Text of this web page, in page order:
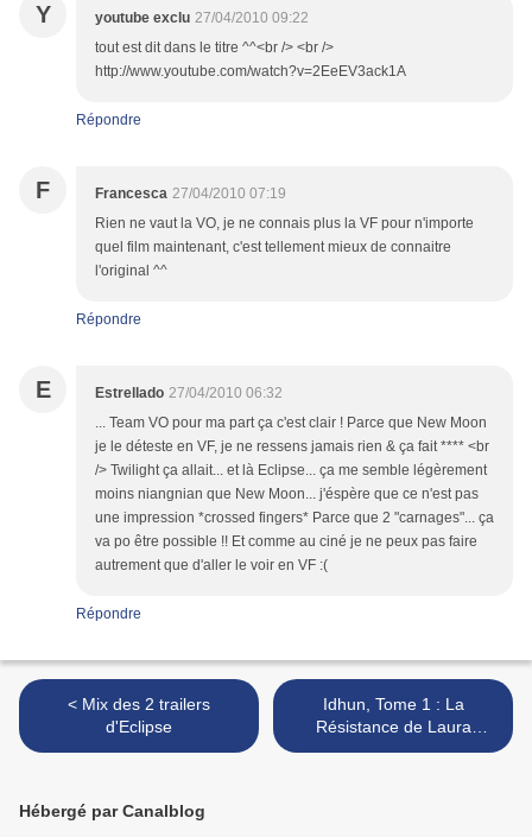
Y youtube exclu 27/04/2010 09:22
tout est dit dans le titre ^^<br /> <br />
http://www.youtube.com/watch?v=2EeEV3ack1A
Répondre
F Francesca 27/04/2010 07:19
Rien ne vaut la VO, je ne connais plus la VF pour n'importe
quel film maintenant, c'est tellement mieux de connaitre
l'original ^^
Répondre
E Estrellado 27/04/2010 06:32
... Team VO pour ma part ça c'est clair ! Parce que New Moon
je le déteste en VF, je ne ressens jamais rien & ça fait **** <br
/> Twilight ça allait... et là Eclipse... ça me semble légèrement
moins niangnian que New Moon... j'éspère que ce n'est pas
une impression *crossed fingers* Parce que 2 "carnages"... ça
va po être possible !! Et comme au ciné je ne peux pas faire
autrement que d'aller le voir en VF :(
Répondre
< Mix des 2 trailers
d'Eclipse
Idhun, Tome 1 : La
Résistance de Laura
Gallego-Garcia - Les
Hébergé par Canalblog